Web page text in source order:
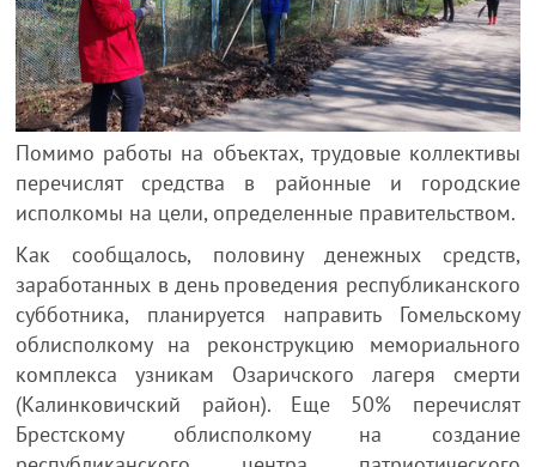
Помимо работы на объектах, трудовые коллективы
перечислят средства в районные и городские
исполкомы на цели, определенные правительством.
Как сообщалось, половину денежных средств,
заработанных в день проведения республиканского
субботника, планируется направить Гомельскому
облисполкому на реконструкцию мемориального
комплекса узникам Озаричского лагеря смерти
(Калинковичский район). Еще 50% перечислят
Брестскому облисполкому на создание